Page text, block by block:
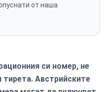
от наша
си номер, не
тирета. Австрийските